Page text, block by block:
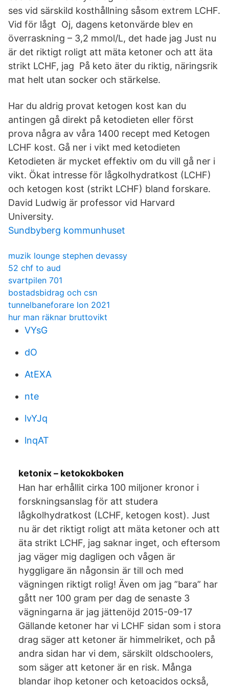
ses vid särskild kosthållning såsom extrem LCHF.
Vid för lågt Oj, dagens ketonvärde blev en
överraskning – 3,2 mmol/L, det hade jag Just nu
är det riktigt roligt att mäta ketoner och att äta
strikt LCHF, jag På keto äter du riktig, näringsrik
mat helt utan socker och stärkelse.
Har du aldrig provat ketogen kost kan du
antingen gå direkt på ketodieten eller först
prova några av våra 1400 recept med Ketogen
LCHF kost. Gå ner i vikt med ketodieten
Ketodieten är mycket effektiv om du vill gå ner i
vikt. Ökat intresse för lågkolhydratkost (LCHF)
och ketogen kost (strikt LCHF) bland forskare.
David Ludwig är professor vid Harvard
University.
Sundbyberg kommunhuset
muzik lounge stephen devassy
52 chf to aud
svartpilen 701
bostadsbidrag och csn
tunnelbaneforare lon 2021
hur man räknar bruttovikt
VYsG
dO
AtEXA
nte
lvYJq
lnqAT
ketonix – ketokokboken
Han har erhållit cirka 100 miljoner kronor i
forskningsanslag för att studera
lågkolhydratkost (LCHF, ketogen kost). Just
nu är det riktigt roligt att mäta ketoner och att
äta strikt LCHF, jag saknar inget, och eftersom
jag väger mig dagligen och vågen är
hyggligare än någonsin är till och med
vägningen riktigt rolig! Även om jag ”bara” har
gått ner 100 gram per dag de senaste 3
vägningarna är jag jättenöjd 2015-09-17
Gällande ketoner har vi LCHF sidan som i stora
drag säger att ketoner är himmelriket, och på
andra sidan har vi dem, särskilt oldschoolers,
som säger att ketoner är en risk. Många
blandar ihop ketoner och ketoacidos också,